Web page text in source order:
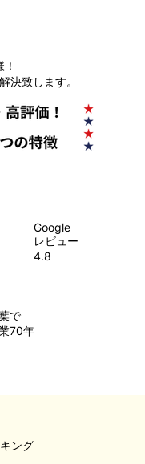
決致します。
Google
レビュー
4.8
で
70年
ング